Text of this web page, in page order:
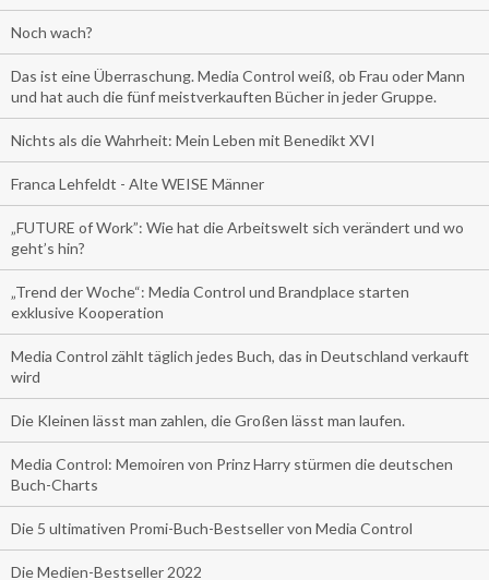
Noch wach?
Das ist eine Überraschung. Media Control weiß, ob Frau oder Mann
und hat auch die fünf meistverkauften Bücher in jeder Gruppe.
Nichts als die Wahrheit: Mein Leben mit Benedikt XVI
Franca Lehfeldt - Alte WEISE Männer
„FUTURE of Work”: Wie hat die Arbeitswelt sich verändert und wo
geht’s hin?
„Trend der Woche“: Media Control und Brandplace starten
exklusive Kooperation
Media Control zählt täglich jedes Buch, das in Deutschland verkauft
wird
Die Kleinen lässt man zahlen, die Großen lässt man laufen.
Media Control: Memoiren von Prinz Harry stürmen die deutschen
Buch-Charts
Die 5 ultimativen Promi-Buch-Bestseller von Media Control
Die Medien-Bestseller 2022